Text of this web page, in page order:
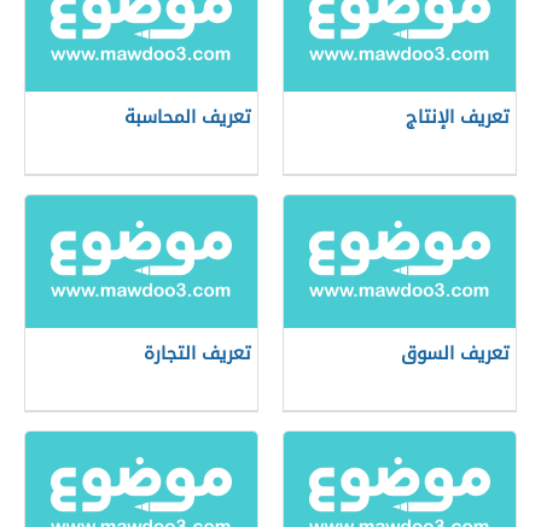
تعريف الإنتاج تعريف المحاسبة
تعريف السوق تعريف التجارة